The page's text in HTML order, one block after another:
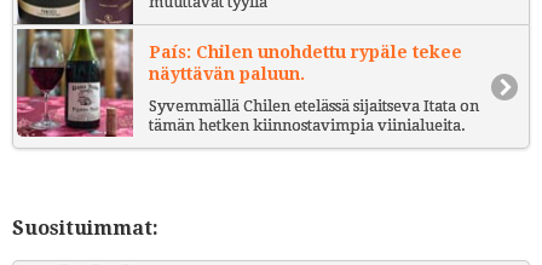
País: Chilen unohdettu rypäle tekee
näyttävän paluun.
Syvemmällä Chilen etelässä sijaitseva Itata on
tämän hetken kiinnostavimpia viinialueita.
Suosituimmat: